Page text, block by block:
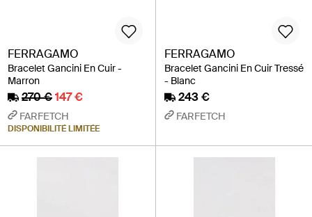
FERRAGAMO
Bracelet Gancini En Cuir -
Marron
270 €147 €
FARFETCH
DISPONIBILITÉ LIMITÉE
FERRAGAMO
Bracelet Gancini En Cuir Tressé
- Blanc
243 €
FARFETCH